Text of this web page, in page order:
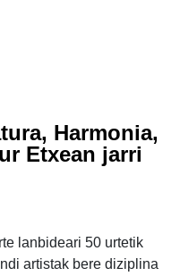
Harmonia,
Etxean jarri
lanbideari 50 urtetik
artistak bere diziplina